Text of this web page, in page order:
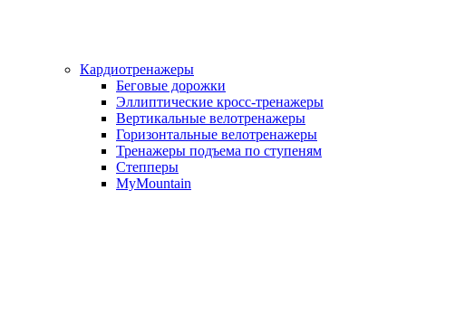
Кардиотренажеры
Беговые дорожки
Эллиптические кросс-тренажеры
Вертикальные велотренажеры
Горизонтальные велотренажеры
Тренажеры подъема по ступеням
Степперы
MyMountain